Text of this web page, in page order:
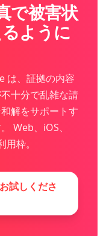
で被害状
ように
は、証拠の内容
十分で乱雑な請
解をサポートす
Web、iOS、
枠。
試しくださ